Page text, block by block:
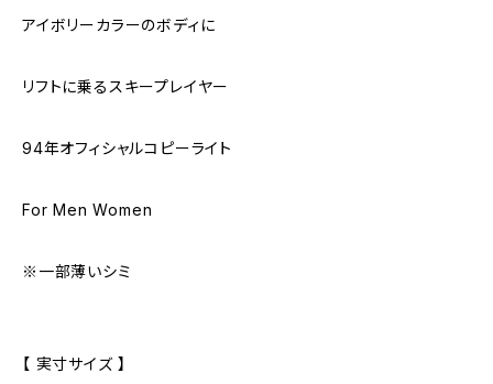
アイボリーカラーのボディに
リフトに乗るスキープレイヤー
94年オフィシャルコピーライト
For Men Women
※一部薄いシミ
【 実寸サイズ 】